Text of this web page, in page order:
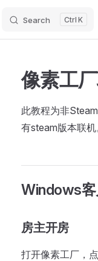
Search K
像素工
此教程为非
有steam版本联机
Windows
房主开房
打开像素工厂，